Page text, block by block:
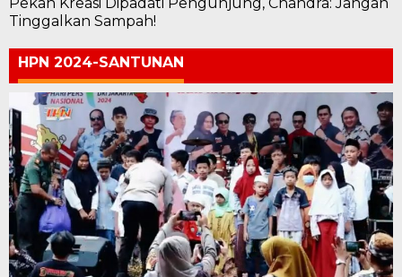
Tinggalkan Sampah!
HPN 2024-SANTUNAN